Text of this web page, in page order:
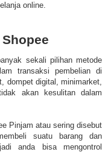
online.
sekali pilihan metode
transaksi pembelian di
dompet digital, minimarket,
akan kesulitan dalam
Pinjam atau sering disebut
suatu barang dan
anda bisa mengontrol